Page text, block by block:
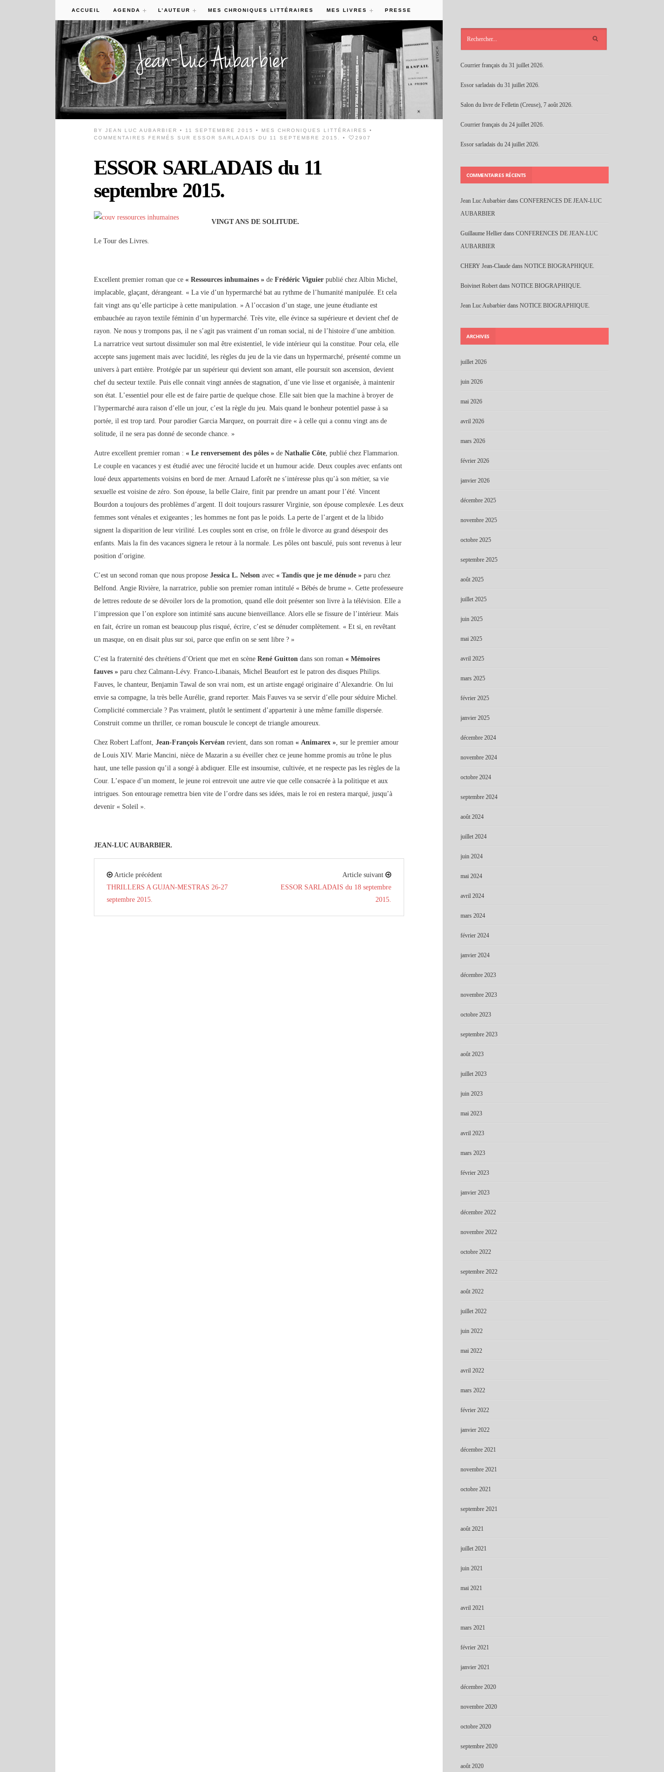
ACCUEIL AGENDA L’AUTEUR MES CHRONIQUES LITTÉRAIRES MES LIVRES PRESSE
BYJEAN LUC AUBARBIER • 11 SEPTEMBRE 2015 • MES CHRONIQUES LITTÉRAIRES
•
COMMENTAIRES FERMÉS
SUR ESSOR SARLADAIS DU 11 SEPTEMBRE 2015. • 2907
ESSOR SARLADAIS du 11
septembre 2015.
VINGT ANS DE SOLITUDE.
Le Tour des Livres.
Excellent premier roman que ce« Ressources inhumaines » deFrédéric Viguier publié chez Albin Michel,
implacable, glaçant, dérangeant. « La vie d’un hypermarché bat au rythme de l’humanité manipulée. Et cela
fait vingt ans qu’elle participe à cette manipulation. » A l’occasion d’un stage, une jeune étudiante est
embauchée au rayon textile féminin d’un hypermarché. Très vite, elle évince sa supérieure et devient chef de
rayon. Ne nous y trompons pas, il ne s’agit pas vraiment d’un roman social, ni de l’histoire d’une ambition.
La narratrice veut surtout dissimuler son mal être existentiel, le vide intérieur qui la constitue. Pour cela, elle
accepte sans jugement mais avec lucidité, les règles du jeu de la vie dans un hypermarché, présenté comme un
univers à part entière. Protégée par un supérieur qui devient son amant, elle poursuit son ascension, devient
chef du secteur textile. Puis elle connait vingt années de stagnation, d’une vie lisse et organisée, à maintenir
son état. L’essentiel pour elle est de faire partie de quelque chose. Elle sait bien que la machine à broyer de
l’hypermarché aura raison d’elle un jour, c’est la règle du jeu. Mais quand le bonheur potentiel passe à sa
portée, il est trop tard. Pour parodier Garcia Marquez, on pourrait dire « à celle qui a connu vingt ans de
solitude, il ne sera pas donné de seconde chance. »
Autre excellent premier roman :« Le renversement des pôles »deNathalie Côte, publié chez Flammarion.
Le couple en vacances y est étudié avec une férocité lucide et un humour acide. Deux couples avec enfants ont
loué deux appartements voisins en bord de mer. Arnaud Laforêt ne s’intéresse plus qu’à son métier, sa vie
sexuelle est voisine de zéro. Son épouse, la belle Claire, finit par prendre un amant pour l’été. Vincent
Bourdon a toujours des problèmes d’argent. Il doit toujours rassurer Virginie, son épouse complexée. Les deux
femmes sont vénales et exigeantes ; les hommes ne font pas le poids. La perte de l’argent et de la libido
signent la disparition de leur virilité. Les couples sont en crise, on frôle le divorce au grand désespoir des
enfants. Mais la fin des vacances signera le retour à la normale. Les pôles ont basculé, puis sont revenus à leur
position d’origine.
C’est un second roman que nous proposeJessica L. Nelson avec« Tandis que je me dénude » paru chez
Belfond. Angie Rivière, la narratrice, publie son premier roman intitulé « Bébés de brume ». Cette professeure
de lettres redoute de se dévoiler lors de la promotion, quand elle doit présenter son livre à la télévision. Elle a
l’impression que l’on explore son intimité sans aucune bienveillance. Alors elle se fissure de l’intérieur. Mais
en fait, écrire un roman est beaucoup plus risqué, écrire, c’est se dénuder complètement. « Et si, en revêtant
un masque, on en disait plus sur soi, parce que enfin on se sent libre ? »
C’est la fraternité des chrétiens d’Orient que met en scèneRené Guitton dans son roman« Mémoires
fauves » paru chez Calmann-Lévy. Franco-Libanais, Michel Beaufort est le patron des disques Philips.
Fauves, le chanteur, Benjamin Tawal de son vrai nom, est un artiste engagé originaire d’Alexandrie. On lui
envie sa compagne, la très belle Aurélie, grand reporter. Mais Fauves va se servir d’elle pour séduire Michel.
Complicité commerciale ? Pas vraiment, plutôt le sentiment d’appartenir à une même famille dispersée.
Construit comme un thriller, ce roman bouscule le concept de triangle amoureux.
Chez Robert Laffont,Jean-François Kervéan revient, dans son roman« Animarex », sur le premier amour
de Louis XIV. Marie Mancini, nièce de Mazarin a su éveiller chez ce jeune homme promis au trône le plus
haut, une telle passion qu’il a songé à abdiquer. Elle est insoumise, cultivée, et ne respecte pas les règles de la
Cour. L’espace d’un moment, le jeune roi entrevoit une autre vie que celle consacrée à la politique et aux
intrigues. Son entourage remettra bien vite de l’ordre dans ses idées, mais le roi en restera marqué, jusqu’à
devenir « Soleil ».
JEAN-LUC AUBARBIER.
Article précédent
THRILLERS A GUJAN-MESTRAS 26-27
septembre 2015.
Article suivant
ESSOR SARLADAIS du 18 septembre
2015.
Courrier français du 31 juillet 2026.
Essor sarladais du 31 juillet 2026.
Salon du livre de Felletin (Creuse), 7 août 2026.
Courrier français du 24 juillet 2026.
Essor sarladais du 24 juillet 2026.
COMMENTAIRES RÉCENTS
Jean Luc Aubarbier dans CONFERENCES DE JEAN-LUC
AUBARBIER
Guillaume Hellier dans CONFERENCES DE JEAN-LUC
AUBARBIER
CHERY Jean-Claude dans NOTICE BIOGRAPHIQUE.
Boivinet Robert dans NOTICE BIOGRAPHIQUE.
Jean Luc Aubarbier dans NOTICE BIOGRAPHIQUE.
ARCHIVES
juillet 2026
juin 2026
mai 2026
avril 2026
mars 2026
février 2026
janvier 2026
décembre 2025
novembre 2025
octobre 2025
septembre 2025
août 2025
juillet 2025
juin 2025
mai 2025
avril 2025
mars 2025
février 2025
janvier 2025
décembre 2024
novembre 2024
octobre 2024
septembre 2024
août 2024
juillet 2024
juin 2024
mai 2024
avril 2024
mars 2024
février 2024
janvier 2024
décembre 2023
novembre 2023
octobre 2023
septembre 2023
août 2023
juillet 2023
juin 2023
mai 2023
avril 2023
mars 2023
février 2023
janvier 2023
décembre 2022
novembre 2022
octobre 2022
septembre 2022
août 2022
juillet 2022
juin 2022
mai 2022
avril 2022
mars 2022
février 2022
janvier 2022
décembre 2021
novembre 2021
octobre 2021
septembre 2021
août 2021
juillet 2021
juin 2021
mai 2021
avril 2021
mars 2021
février 2021
janvier 2021
décembre 2020
novembre 2020
octobre 2020
septembre 2020
août 2020